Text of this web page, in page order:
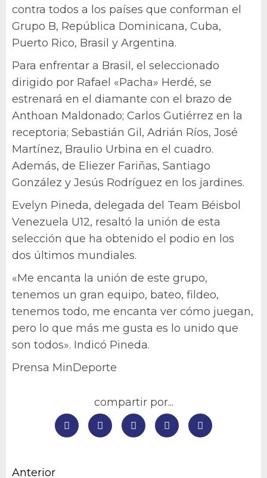
contra todos a los países que conforman el
Grupo B, República Dominicana, Cuba,
Puerto Rico, Brasil y Argentina.
Para enfrentar a Brasil, el seleccionado
dirigido por Rafael «Pacha» Herdé, se
estrenará en el diamante con el brazo de
Anthoan Maldonado; Carlos Gutiérrez en la
receptoria; Sebastián Gil, Adrián Ríos, José
Martínez, Braulio Urbina en el cuadro.
Además, de Eliezer Fariñas, Santiago
González y Jesús Rodríguez en los jardines.
Evelyn Pineda, delegada del Team Béisbol
Venezuela U12, resaltó la unión de esta
selección que ha obtenido el podio en los
dos últimos mundiales.
«Me encanta la unión de este grupo,
tenemos un gran equipo, bateo, fildeo,
tenemos todo, me encanta ver cómo juegan,
pero lo que más me gusta es lo unido que
son todos». Indicó Pineda.
Prensa MinDeporte
compartir por...
Anterior